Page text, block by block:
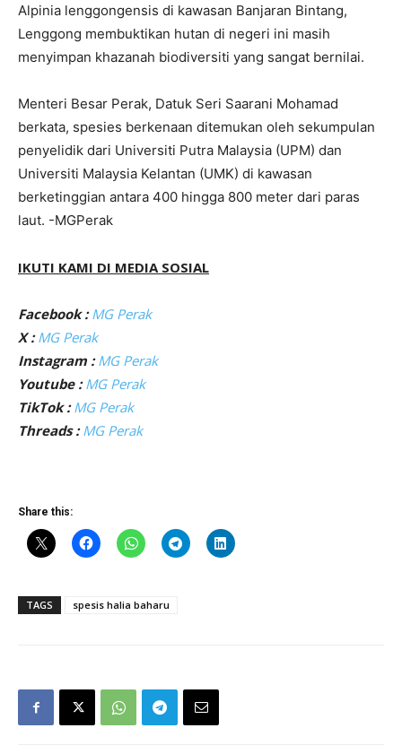
Alpinia lenggongensis di kawasan Banjaran Bintang,
Lenggong membuktikan hutan di negeri ini masih
menyimpan khazanah biodiversiti yang sangat bernilai.
Menteri Besar Perak, Datuk Seri Saarani Mohamad
berkata, spesies berkenaan ditemukan oleh sekumpulan
penyelidik dari Universiti Putra Malaysia (UPM) dan
Universiti Malaysia Kelantan (UMK) di kawasan
berketinggian antara 400 hingga 800 meter dari paras
laut. -MGPerak
IKUTI KAMI DI MEDIA SOSIAL
Facebook : MG Perak
X : MG Perak
Instagram : MG Perak
Youtube : MG Perak
TikTok : MG Perak
Threads : MG Perak
Share this:
TAGS spesis halia baharu